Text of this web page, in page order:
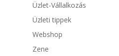
Üzlet-Vállalkozás
Üzleti tippek
Webshop
Zene